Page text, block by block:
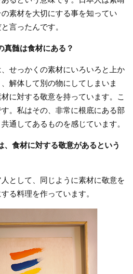
素材を大切にする事を知ってい
言ったんです。
髄は食材にある？
せっかくの素材にいろいろと上か
解体して別の物にしてしまいま
に対する敬意を持っています。こ
。私はその、非常に根底にある部
通してあるものを感じています。
食材に対する敬意があるという
として、同じように素材に敬意を
る料理を作っています。